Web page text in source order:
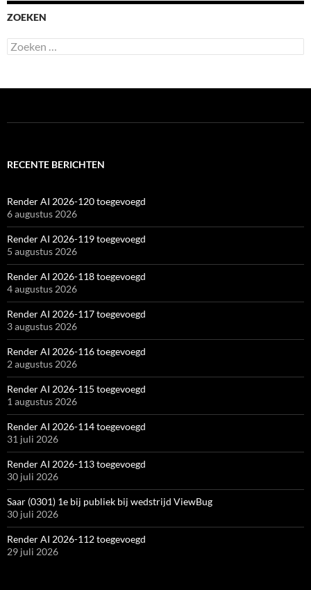
ZOEKEN
Zoeken
naar:
RECENTE BERICHTEN
Render AI 2026-120 toegevoegd
6 augustus 2026
Render AI 2026-119 toegevoegd
5 augustus 2026
Render AI 2026-118 toegevoegd
4 augustus 2026
Render AI 2026-117 toegevoegd
3 augustus 2026
Render AI 2026-116 toegevoegd
2 augustus 2026
Render AI 2026-115 toegevoegd
1 augustus 2026
Render AI 2026-114 toegevoegd
31 juli 2026
Render AI 2026-113 toegevoegd
30 juli 2026
Saar (0301) 1e bij publiek bij wedstrijd ViewBug
30 juli 2026
Render AI 2026-112 toegevoegd
29 juli 2026